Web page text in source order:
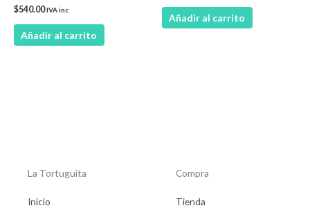
$540.00IVA inc
Añadir al carrito
Añadir al carrito
La Tortuguita
Inicio
Compra
Tienda